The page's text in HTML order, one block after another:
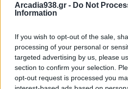
Arcadia938.gr - Do Not
Information
If you wish to opt-out of the sale,
processing of your personal or
targeted advertising by us, please
section to confirm your selection.
opt-out request is processed you
31.07.2026 15:06